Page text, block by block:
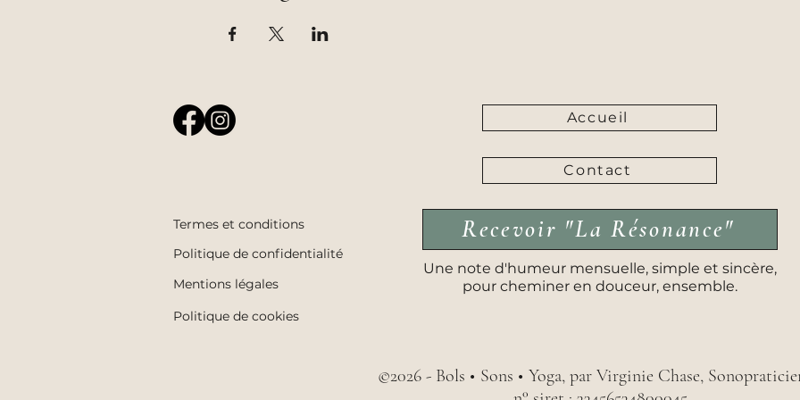
Accueil
Contact
Termes et conditions
Politique de confidentialité
Mentions légales
Politique de cookies
Recevoir "La Résonance"
Une note d'humeur mensuelle, simple et sincère,
pour cheminer en douceur, ensemble.
©2026 - Bols • Sons • Yoga, par Virginie Chase,